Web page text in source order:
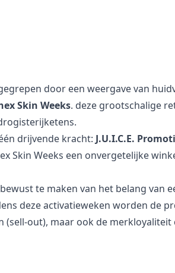
door een weergave van
Skin Weeks. deze grootschalige
drijvende kracht: J.U.I.C.E.
Skin Weeks een onvergetelijke
te maken van het belang van
deze activatieweken worden de
out), maar ook de